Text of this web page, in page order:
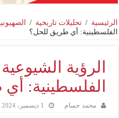
الرئيسية / تحليلات تاريخية /
الفلسطينية: أي طريق للحل؟
الرؤية
الفلسطينية:
محمد حسام 1 ديسمبر، 2024